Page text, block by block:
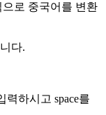
로 중국어를 변환
다.
력하시고 space를